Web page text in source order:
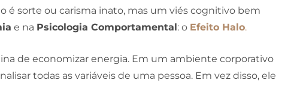
é sorte ou carisma inato, mas um viés cognitivo bem
e na Psicologia Comportamental: o Efeito Halo.
de economizar energia. Em um ambiente corporativo
todas as variáveis de uma pessoa. Em vez disso, ele